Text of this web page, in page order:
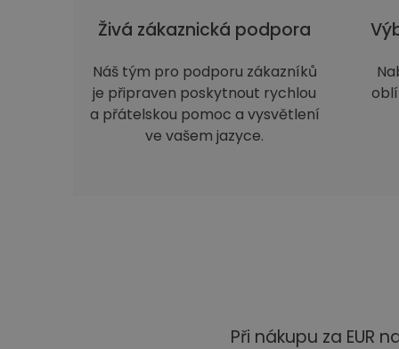
Živá zákaznická podpora
Náš tým pro podporu zákazníků
je připraven poskytnout rychlou
a přátelskou pomoc a vysvětlení
ve vašem jazyce.
Při nákupu za EUR